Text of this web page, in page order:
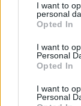
I want to
personal
Opted In
I want to
Personal
Opted In
I want to
Personal
romániai jogi
Feszt